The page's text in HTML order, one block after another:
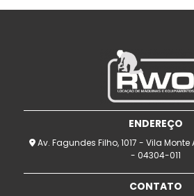
ENDEREÇO
Av. Fagundes Filho, 1017 - Vila Monte
- 04304-011
CONTATO